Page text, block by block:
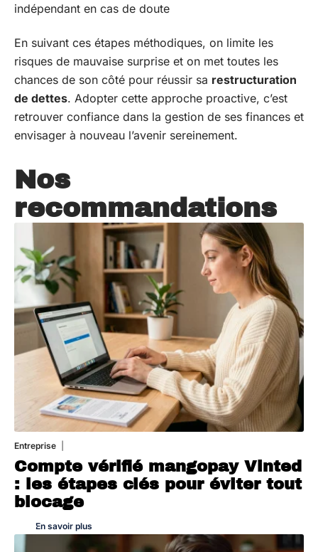
indépendant en cas de doute
En suivant ces étapes méthodiques, on limite les
risques de mauvaise surprise et on met toutes les
chances de son côté pour réussir sa restructuration
de dettes. Adopter cette approche proactive, c’est
retrouver confiance dans la gestion de ses finances et
envisager à nouveau l’avenir sereinement.
Nos
recommandations
Entreprise
Compte vérifié mangopay Vinted
: les étapes clés pour éviter tout
blocage
En savoir plus